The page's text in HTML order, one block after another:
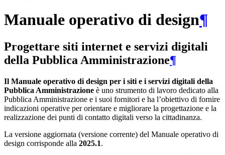
Manuale operativo di design¶
Progettare siti internet e servizi digitali
della Pubblica Amministrazione¶
Il Manuale operativo di design per i siti e i servizi digitali della
Pubblica Amministrazione è uno strumento di lavoro dedicato alla
Pubblica Amministrazione e i suoi fornitori e ha l’obiettivo di fornire
indicazioni operative per orientare e migliorare la progettazione e la
realizzazione dei punti di contatto digitali verso la cittadinanza.
La versione aggiornata (versione corrente) del Manuale operativo di
design corrisponde alla 2025.1.